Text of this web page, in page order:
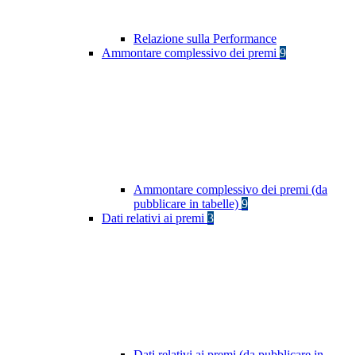
Relazione sulla Performance
Ammontare complessivo dei premi 9
Ammontare complessivo dei premi (da
pubblicare in tabelle) 9
Dati relativi ai premi 3